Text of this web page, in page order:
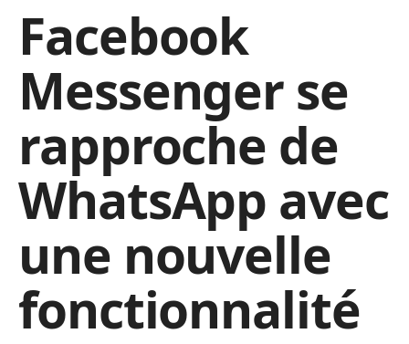
Facebook
Messenger se
rapproche de
WhatsApp avec
une nouvelle
fonctionnalité